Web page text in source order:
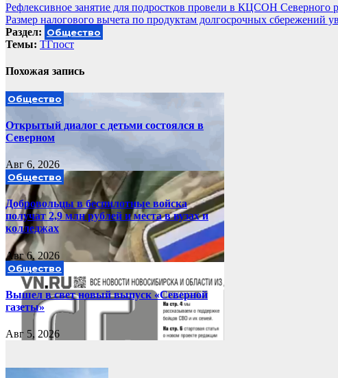
Навигация
по
записям
Рефлексивное занятие для подростков провели в КЦСОН Северного
Размер налогового вычета по продуктам долгосрочных сбережений
Раздел: Общество
Темы: ТГпост
Похожая запись
Общество
Открытый диалог с детьми состоялся в
Северном
Авг 6, 2026
Общество
Добровольцы в беспилотные войска
получат 2,9 млн рублей и места в вузах и
колледжах
Авг 6, 2026
Общество
Вышел в свет новый выпуск «Северной
газеты»
Авг 5, 2026